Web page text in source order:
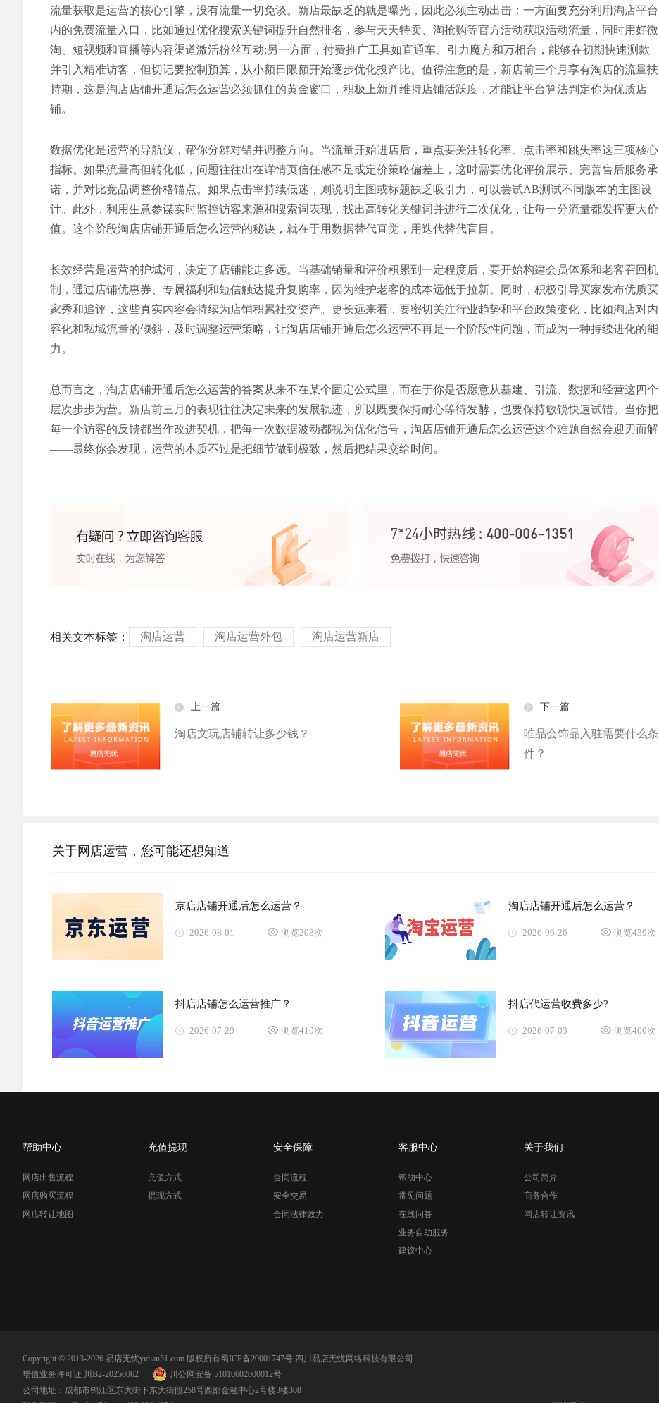
流量获取是运营的核心引擎，没有流量一切免谈。新店最缺乏的就是曝光，因此必须主动出击：一方面要充分利用淘店平台
内的免费流量入口，比如通过优化搜索关键词提升自然排名，参与天天特卖、淘抢购等官方活动获取活动流量，同时用好微
淘、短视频和直播等内容渠道激活粉丝互动;另一方面，付费推广工具如直通车、引力魔方和万相台，能够在初期快速测款
并引入精准访客，但切记要控制预算，从小额日限额开始逐步优化投产比。值得注意的是，新店前三个月享有淘店的流量扶
持期，这是淘店店铺开通后怎么运营必须抓住的黄金窗口，积极上新并维持店铺活跃度，才能让平台算法判定你为优质店
铺。
数据优化是运营的导航仪，帮你分辨对错并调整方向。当流量开始进店后，重点要关注转化率、点击率和跳失率这三项核心
指标。如果流量高但转化低，问题往往出在详情页信任感不足或定价策略偏差上，这时需要优化评价展示、完善售后服务承
诺，并对比竞品调整价格锚点。如果点击率持续低迷，则说明主图或标题缺乏吸引力，可以尝试AB测试不同版本的主图设
计。此外，利用生意参谋实时监控访客来源和搜索词表现，找出高转化关键词并进行二次优化，让每一分流量都发挥更大价
值。这个阶段淘店店铺开通后怎么运营的秘诀，就在于用数据替代直觉，用迭代替代盲目。
长效经营是运营的护城河，决定了店铺能走多远。当基础销量和评价积累到一定程度后，要开始构建会员体系和老客召回机
制，通过店铺优惠券、专属福利和短信触达提升复购率，因为维护老客的成本远低于拉新。同时，积极引导买家发布优质买
家秀和追评，这些真实内容会持续为店铺积累社交资产。更长远来看，要密切关注行业趋势和平台政策变化，比如淘店对内
容化和私域流量的倾斜，及时调整运营策略，让淘店店铺开通后怎么运营不再是一个阶段性问题，而成为一种持续进化的能
力。
总而言之，淘店店铺开通后怎么运营的答案从来不在某个固定公式里，而在于你是否愿意从基建、引流、数据和经营这四个
层次步步为营。新店前三月的表现往往决定未来的发展轨迹，所以既要保持耐心等待发酵，也要保持敏锐快速试错。当你把
每一个访客的反馈都当作改进契机，把每一次数据波动都视为优化信号，淘店店铺开通后怎么运营这个难题自然会迎刃而解
——最终你会发现，运营的本质不过是把细节做到极致，然后把结果交给时间。
相关文本标签： 淘店运营 淘店运营外包 淘店运营新店
上一篇
淘店文玩店铺转让多少钱？
下一篇
唯品会饰品入驻需要什么条
件？
关于网店运营，您可能还想知道
京店店铺开通后怎么运营？
2026-08-01 浏览208次
淘店店铺开通后怎么运营？
2026-06-26 浏览439次
抖店店铺怎么运营推广？
2026-07-29 浏览410次
抖店代运营收费多少?
2026-07-03 浏览400次
帮助中心
网店出售流程
网店购买流程
网店转让地图
充值提现
充值方式
提现方式
安全保障
合同流程
安全交易
合同法律效力
客服中心
帮助中心
常见问题
在线问答
业务自助服务
建议中心
关于我们
公司简介
商务合作
网店转让资讯
Copyright © 2013-2026 易店无忧yidian51.com 版权所有蜀ICP备20001747号 四川易店无忧网络科技有限公司
增值业务许可证 川B2-20250062
川公网安备 51010602000012号
公司地址：成都市锦江区东大街下东大街段258号西部金融中心2号楼3楼308